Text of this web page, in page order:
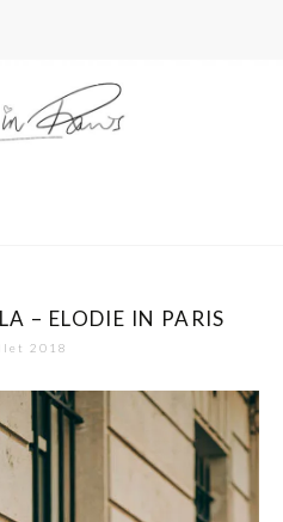
– ELODIE IN PARIS
2018